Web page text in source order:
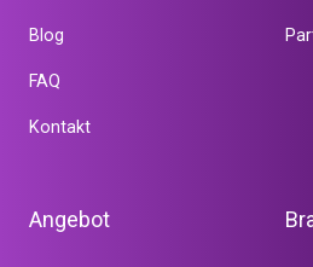
Blog
FAQ
Kontakt
Angebot